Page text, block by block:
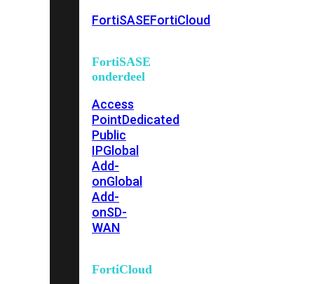
FortiSASEFortiCloud
FortiSASE
onderdeel
Access
PointDedicated
Public
IPGlobal
Add-
onGlobal
Add-
onSD-
WAN
FortiCloud